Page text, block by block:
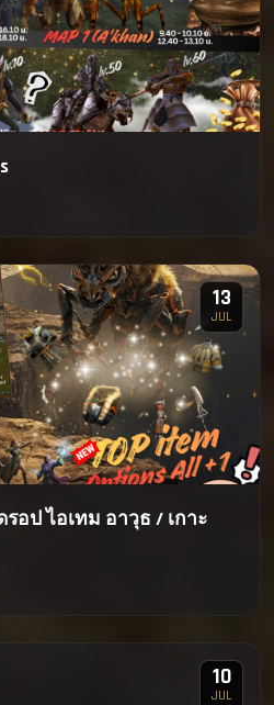
13
JUL
อป ไอเทม อาวุธ / เกาะ
10
JUL